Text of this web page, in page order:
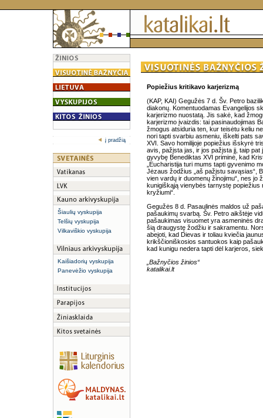
į pradžią
Šiaulių vyskupija
Telšių vyskupija
Vilkaviškio vyskupija
Kaišiadorių vyskupija
Panevėžio vyskupija
Popiežius kritikavo karjerizmą
(KAP, KAI) Gegužės 7 d. Šv. Petro
diakonų. Komentuodamas Evangelijos
karjerizmo nuostatą. Jis sakė, kad
karjerizmo įvaizdis: tai pasinaudojimas
žmogus atsiduria ten, kur teisėtu keliu
nori tapti svarbiu asmeniu, iškelti pats
XVI. Savo homilijoje popiežius išskyrė
avis, pažįsta jas, ir jos pažįsta jį, taip pat
gyvybę Benediktas XVI priminė, kad
„Eucharistija turi mums tapti gyvenimo
Jėzaus žodžius „aš pažįstu savąsias“,
vien vardų ir duomenų žinojimu“, nes jo
kunigiškąją vienybės tarnystę
kryžiumi“.
Gegužės 8 d. Pasaulinės maldos už
pašaukimų svarbą. Šv. Petro aikštėje
pašaukimas visuomet yra asmeninės
šią draugystę žodžiu ir sakramentu.
abejoti, kad Dievas ir toliau kviečia
krikščioniškosios santuokos kaip
kad kunigu nedera tapti dėl karjeros,
„Bažnyčios žinios“
katalikai.lt